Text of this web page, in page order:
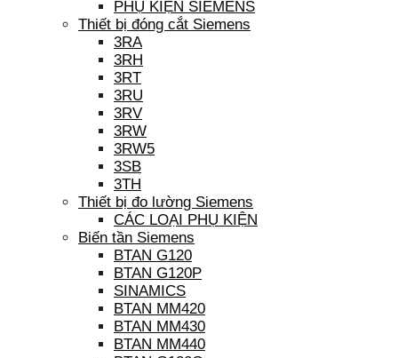
PHỤ KIỆN SIEMENS
Thiết bị đóng cắt Siemens
3RA
3RH
3RT
3RU
3RV
3RW
3RW5
3SB
3TH
Thiết bị đo lường Siemens
CÁC LOẠI PHỤ KIỆN
Biến tần Siemens
BTAN G120
BTAN G120P
SINAMICS
BTAN MM420
BTAN MM430
BTAN MM440